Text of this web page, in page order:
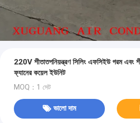
220V শীতাতপনিয়ন্ত্রণ সিলিং এফসিইউ গরম এবং
ফ্যানের কয়েল ইউনিট
MOQ：1 সেট
ভালো দাম